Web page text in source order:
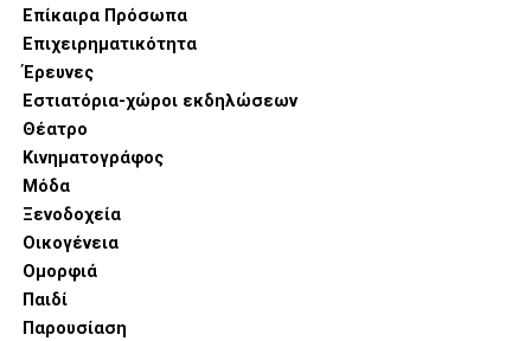
Επίκαιρα Πρόσωπα
Επιχειρηματικότητα
Έρευνες
Εστιατόρια-χώροι εκδηλώσεων
Θέατρο
Κινηματογράφος
Μόδα
Ξενοδοχεία
Οικογένεια
Ομορφιά
Παιδί
Παρουσίαση